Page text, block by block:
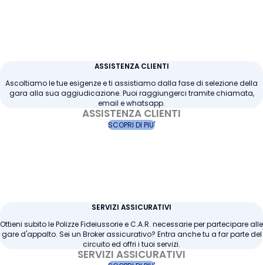
ASSISTENZA CLIENTI
Ascoltiamo le tue esigenze e ti assistiamo dalla fase di selezione della
gara alla sua aggiudicazione. Puoi raggiungerci tramite chiamata,
email e whatsapp.
ASSISTENZA CLIENTI
SCOPRI DI PIU'
SERVIZI ASSICURATIVI
Ottieni subito le Polizze Fideiussorie e C.A.R. necessarie per partecipare alle
gare d'appalto. Sei un Broker assicurativo? Entra anche tu a far parte del
circuito ed offri i tuoi servizi.
SERVIZI ASSICURATIVI